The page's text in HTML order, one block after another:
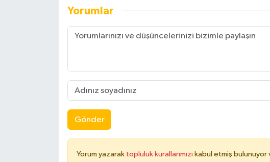
Yorumlar
Gönder
Yorum yazarak topluluk kurallarımızı kabul etmiş bulunuyor